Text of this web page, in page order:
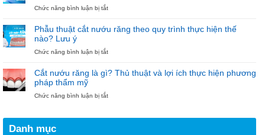
–
Noel”
6.000.000đ
Niềng
tại
khoa
Chức năng bình luận bị tắtở
gãy
hàm:
pháp
điều
Phẫu thuật cắt nướu răng theo quy trình thực hiện thế
nào? Lưu ý
Chức năng bình luận bị tắtở
thuật
cắt
răng
Cắt nướu răng là gì? Thủ thuật và lợi ích thực hiện phương
pháp thẩm mỹ
Chức năng bình luận bị tắtở
Danh mục